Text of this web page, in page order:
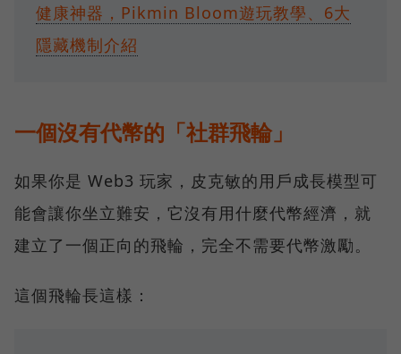
健康神器，Pikmin Bloom遊玩教學、6大
隱藏機制介紹
一個沒有代幣的「社群飛輪」
如果你是 Web3 玩家，皮克敏的用戶成長模型可
能會讓你坐立難安，它沒有用什麼代幣經濟，就
建立了一個正向的飛輪，完全不需要代幣激勵。
這個飛輪長這樣：